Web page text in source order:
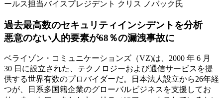
ールス担当バイスプレジデント クリス ノバック氏
過去最高数のセキュリティインシデントを分析
悪意のない人的要素が68％の漏洩事故に
ベライゾン・コミュニケーションズ（VZ)は、2000 年 6 月
30 日に設立された、テクノロジーおよび通信サービスを提
供する世界有数のプロバイダーだ。日本法人設立から26年経
つが、日系多国籍企業のグローバルビジネスを支援してお